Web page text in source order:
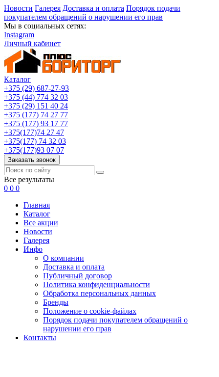
Новости Галерея Доставка и оплата Порядок подачи
покупателем обращений о нарушении его прав
Мы в социальных сетях:
Instagram
Личный кабинет
Каталог
+375 (29) 687-27-93
+375 (44) 774 32 03
+375 (29) 151 40 24
+375 (177) 74 27 77
+375 (177) 93 17 77
+375(177)74 27 47
+375(177) 74 32 03
+375(177)93 07 07
Заказать звонок
Все результаты
0 0 0
Главная
Каталог
Все акции
Новости
Галерея
Инфо
О компании
Доставка и оплата
Публичный договор
Политика конфиденциальности
Обработка персональных данных
Бренды
Положение о cookie-файлах
Порядок подачи покупателем обращений о
нарушении его прав
Контакты